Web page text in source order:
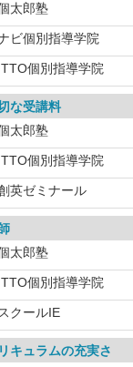
太郎塾
ビ個別指導学院
個別指導学院
な受講料
太郎塾
個別指導学院
英ゼミナール
太郎塾
個別指導学院
クールIE
キュラムの充実さ